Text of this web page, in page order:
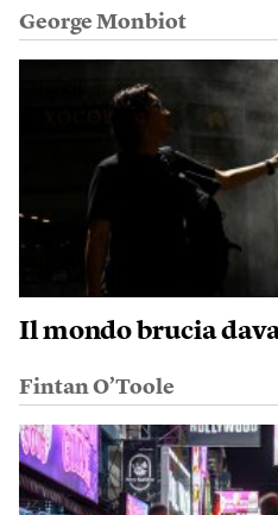
George Monbiot
Il mondo brucia
Fintan O’Toole